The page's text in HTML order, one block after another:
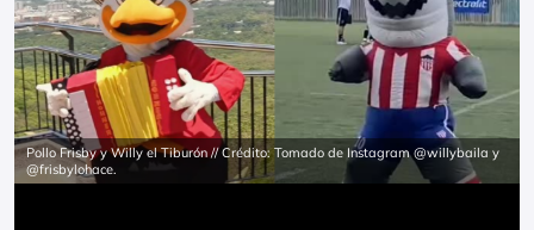
Pollo Frisby y Willy el Tiburón // Crédito: Tomado de Instagram @willybaila y
@frisbylohace.